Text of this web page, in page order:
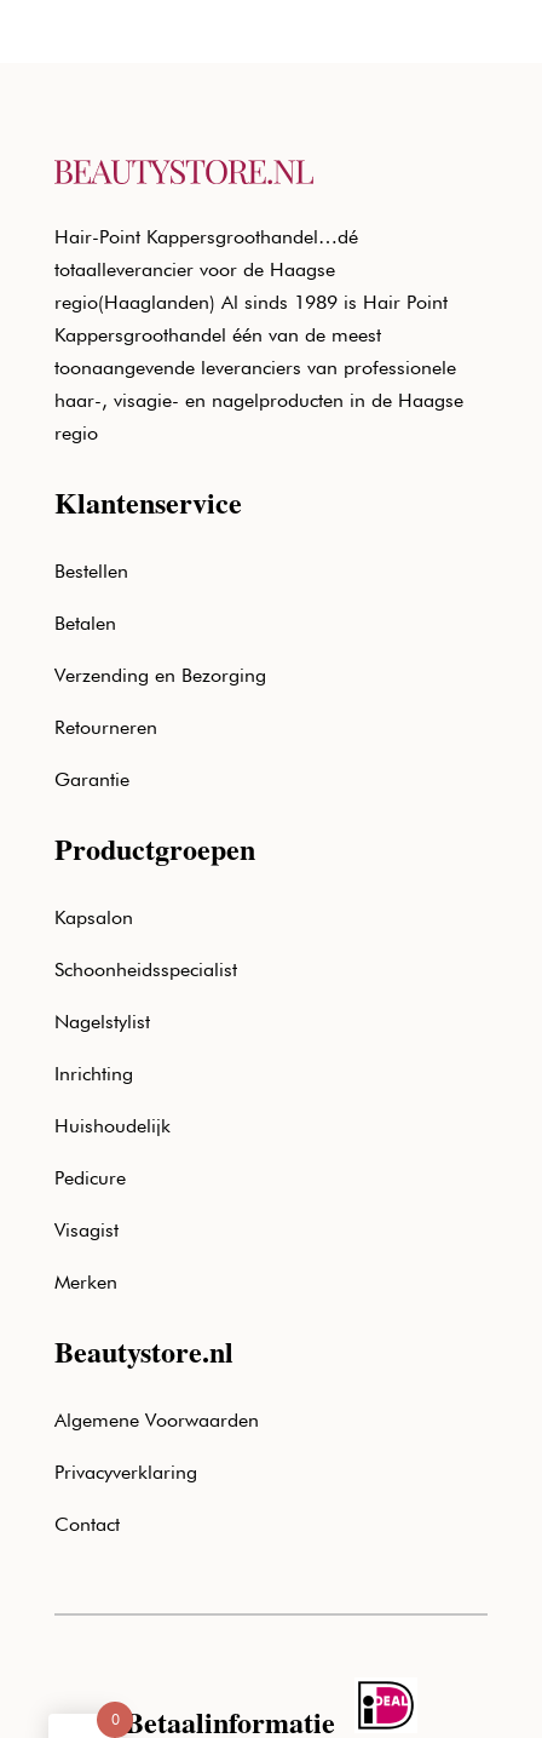
Hair-Point Kappersgroothandel…dé
totaalleverancier voor de Haagse
regio(Haaglanden) Al sinds 1989 is Hair Point
Kappersgroothandel één van de meest
toonaangevende leveranciers van professionele
haar-, visagie- en nagelproducten in de Haagse
regio
Klantenservice
Bestellen
Betalen
Verzending en Bezorging
Retourneren
Garantie
Productgroepen
Kapsalon
Schoonheidsspecialist
Nagelstylist
Inrichting
Huishoudelijk
Pedicure
Visagist
Merken
Beautystore.nl
Algemene Voorwaarden
Privacyverklaring
Contact
Betaalinformatie
0